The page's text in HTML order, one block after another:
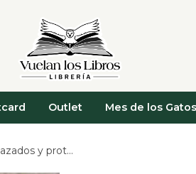
Outlet Mes de los Gatos
del sur de chile